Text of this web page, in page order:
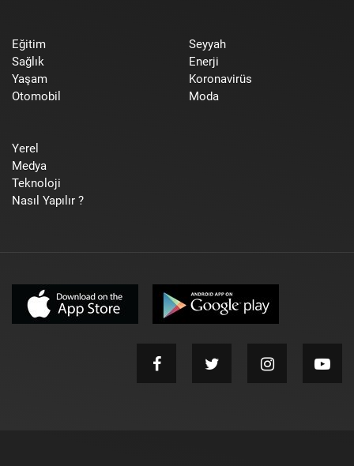
Eğitim
Sağlık
Yaşam
Otomobil
Seyyah
Enerji
Koronavirüs
Moda
Yerel
Medya
Teknoloji
Nasıl Yapılır ?